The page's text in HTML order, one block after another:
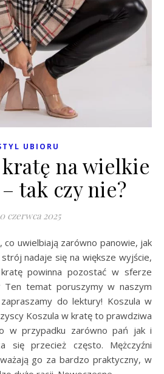
UBIORU
na wielkie
tak czy nie?
czerwca 2025
nadaje się na większe wyjście,
powinna pozostać w sferze
Ten temat poruszymy w naszym
do lektury! Koszula w
Koszula w kratę to prawdziwa
w przypadku zarówno pań jak i
się przecież często. Mężczyźni
go za bardzo praktyczny, w